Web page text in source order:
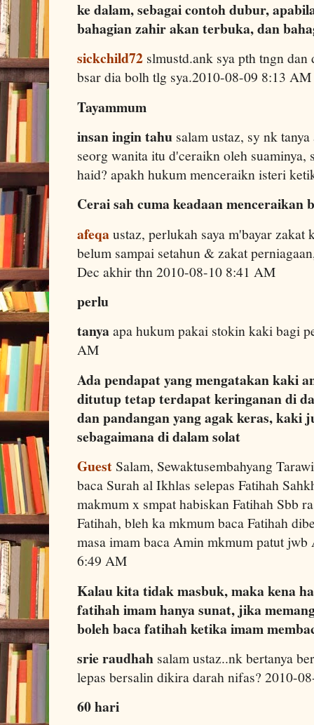
ke dalam, sebagai contoh dubur,
bahagian zahir akan terbuka, dan
sickchild72 slmustd.ank sya pth tngn
bsar dia bolh tlg sya.2010-08-09 8:13 AM
Tayammum
insan ingin tahu salam ustaz, sy nk
seorg wanita itu d'ceraikn oleh suaminya,
haid? apakh hukum menceraikn isteri
Cerai sah cuma keadaan menceraikan
afeqaustaz, perlukah saya m'bayar zakat
belum sampai setahun & zakat
Dec akhir thn 2010-08-10 8:41 AM
perlu
tanyaapa hukum pakai stokin kaki bagi
AM
Ada pendapat yang mengatakan kaki
ditutup tetap terdapat keringanan di
dan pandangan yang agak keras, kaki
sebagaimana di dalam solat
GuestSalam, Sewaktusembahyang
baca Surah al Ikhlas selepas Fatihah
makmum x smpat habiskan Fatihah Sbb
Fatihah, bleh ka mkmum baca Fatihah
masa imam baca Amin mkmum patut
6:49 AM
Kalau kita tidak masbuk, maka kena
fatihah imam hanya sunat, jika
boleh baca fatihah ketika imam
srie raudhah salam ustaz..nk bertanya
lepas bersalin dikira darah nifas? 2010-
60 hari